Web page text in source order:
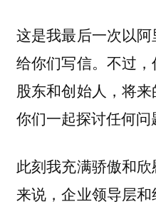
这是我最后一次以
给你们写信。不过，
股东和创始人，将
你们一起探讨任何问
此刻我充满骄傲和
来说，企业领导层